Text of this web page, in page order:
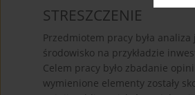
STRESZCZENIE
Przedmiotem pracy była
środowisko na przykładzie
Celem pracy było zbadanie
wymienione elementy zostały